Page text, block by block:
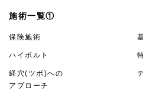
施術一覧①
保険施術
ハイボルト
経穴(ツボ)への
アプローチ